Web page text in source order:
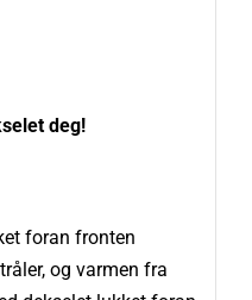
deg!
foran fronten
og varmen fra